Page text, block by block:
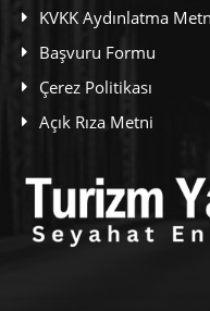
KVKK Aydınlatma
Başvuru Formu
Çerez Politikası
Açık Rıza Metni